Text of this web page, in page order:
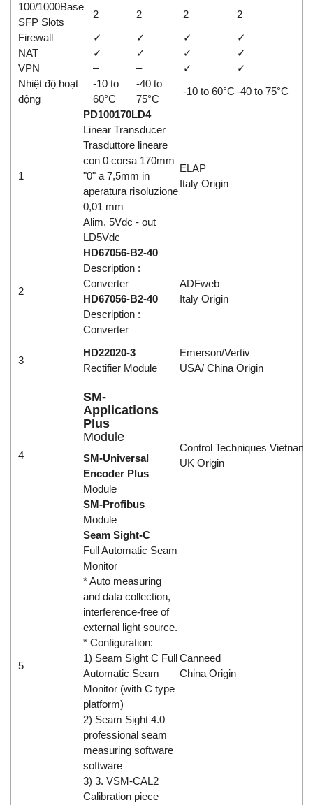
100/1000Base
SFP Slots
2 2 2
2
Firewall
✓ ✓ ✓
✓
NAT
✓ ✓ ✓
✓
VPN
– – ✓
✓
Nhiệt độ hoạt
động
-10 to
60°C
-40 to
75°C
-10 to 60°C -40 to 75°C
1
PD100170LD4
Linear Transducer
Trasduttore lineare
con 0 corsa 170mm
"0" a 7,5mm in
aperatura risoluzione
0,01 mm
Alim. 5Vdc - out
LD5Vdc
ELAP
Italy Origin
2
HD67056-B2-40
Description :
Converter
ADFweb
Italy Origin
HD67056-B2-40
Description :
Converter
3
HD22020-3
Rectifier Module
Emerson/Vertiv
USA/ China Origin
4
SM-
Applications
Plus
Module
Control Techniques Vietnam
UK Origin
SM-Universal
Encoder Plus
Module
SM-Profibus
Module
5
Seam Sight-C
Full Automatic Seam
Monitor
* Auto measuring
and data collection,
interference-free of
external light source.
* Configuration:
1) Seam Sight C Full
Automatic Seam
Monitor (with C type
platform)
2) Seam Sight 4.0
professional seam
measuring software
software
3) 3. VSM-CAL2
Calibration piece
Canneed
China Origin